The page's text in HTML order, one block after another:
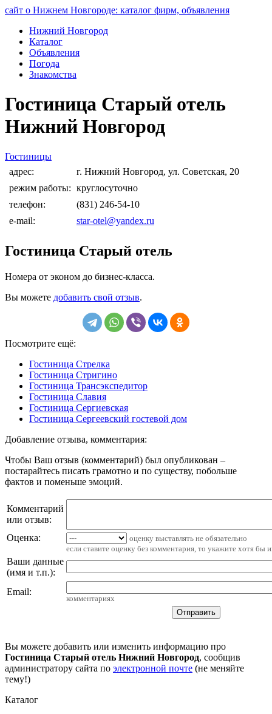
сайт о Нижнем Новгороде: каталог фирм, объявления
Нижний Новгород
Каталог
Объявления
Погода
Знакомства
Гостиница Старый отель
Нижний Новгород
Гостиницы
адрес:
г. Нижний Новгород, ул. Советская, 20
режим работы: круглосуточно
телефон:
(831) 246-54-10
e-mail:
star-otel@yandex.ru
Гостиница Старый отель
Номера от эконом до бизнес-класса.
Вы можете добавить свой отзыв.
Посмотрите ещё:
Гостиница Стрелка
Гостиница Стригино
Гостиница Трансэкспедитор
Гостиница Славия
Гостиница Сергиевская
Гостиница Сергеевский гостевой дом
Добавление отзыва, комментария:
Чтобы Ваш отзыв (комментарий) был опубликован –
постарайтесь писать грамотно и по существу, побольше
фактов и поменьше эмоций.
Комментарий
или отзыв:
Оценка:
оценку выставлять не обязательно
если ставите оценку без комментария, то укажите хотя бы
Ваши данные
(имя и т.п.):
Email:
комментариях
Вы можете добавить или изменить информацию про
Гостиница Старый отель Нижний Новгород, сообщив
администратору сайта по электронной почте (не меняйте
тему!)
Каталог